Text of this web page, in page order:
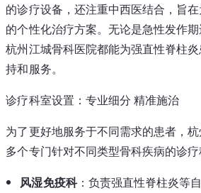
的诊疗设备，还注重中西医结合，旨
的个性化治疗方案。无论是急性发作
杭州江城骨科医院都能为强直性脊柱
持和服务。
诊疗科室设置：专业细分 精准施治
为了更好地服务于不同需求的患者，
多个专门针对不同类型骨科疾病的诊疗
风湿免疫科：负责强直性脊柱炎等